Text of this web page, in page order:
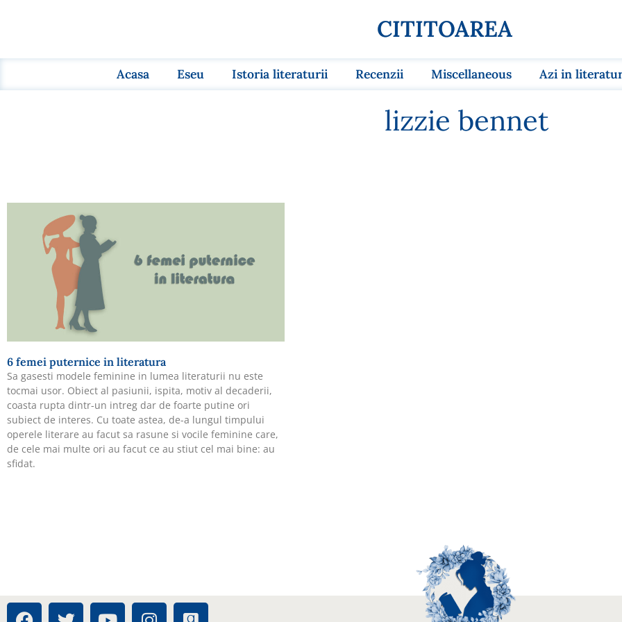
CITITOAREA
Acasa Eseu Istoria literaturii Recenzii Miscellaneous Azi in
lizzie bennet
6 femei puternice in literatura
Sa gasesti modele feminine in lumea literaturii nu este
tocmai usor. Obiect al pasiunii, ispita, motiv al decaderii,
coasta rupta dintr-un intreg dar de foarte putine ori
subiect de interes. Cu toate astea, de-a lungul timpului
operele literare au facut sa rasune si vocile feminine care,
de cele mai multe ori au facut ce au stiut cel mai bine: au
sfidat.